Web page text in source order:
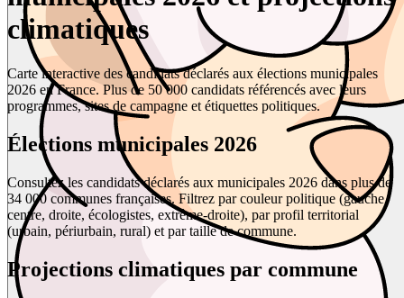
climatiques
Carte interactive des candidats déclarés aux élections municipales
2026 en France. Plus de 50 000 candidats référencés avec leurs
programmes, sites de campagne et étiquettes politiques.
Élections municipales 2026
Consultez les candidats déclarés aux municipales 2026 dans plus de
34 000 communes françaises. Filtrez par couleur politique (gauche,
centre, droite, écologistes, extrême-droite), par profil territorial
(urbain, périurbain, rural) et par taille de commune.
Projections climatiques par commune